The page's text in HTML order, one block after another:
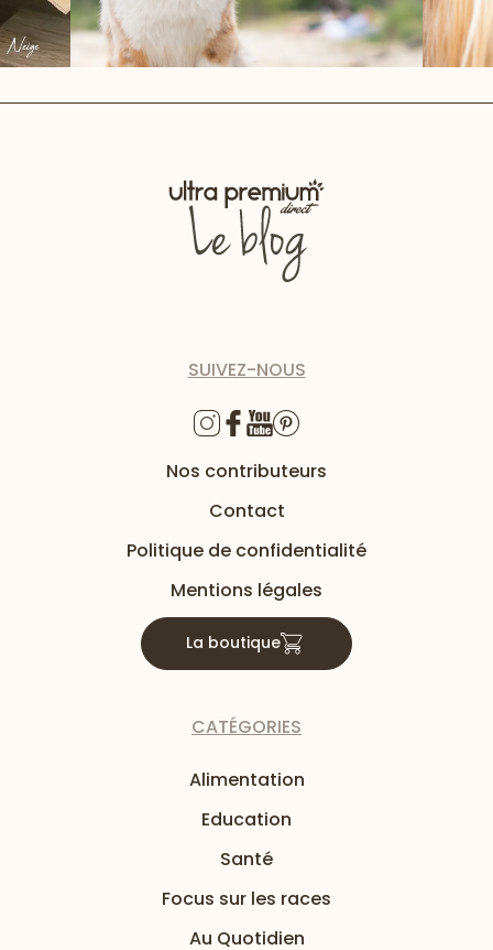
SUIVEZ-NOUS
Nos contributeurs
Contact
Politique de confidentialité
Mentions légales
La boutique
CATÉGORIES
Alimentation
Education
Santé
Focus sur les races
Au Quotidien